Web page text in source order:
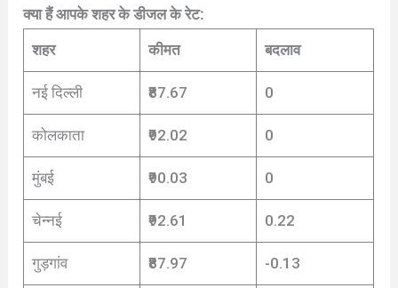
क्या हैं आपके शहर के डीजल के रेट:
शहर
कीमत बदलाव
नई दिल्ली ₹87.67 0
कोलकाता ₹92.02 0
मुंबई ₹90.03 0
चेन्नई ₹92.61 0.22
गुड़गांव ₹87.97 -0.13